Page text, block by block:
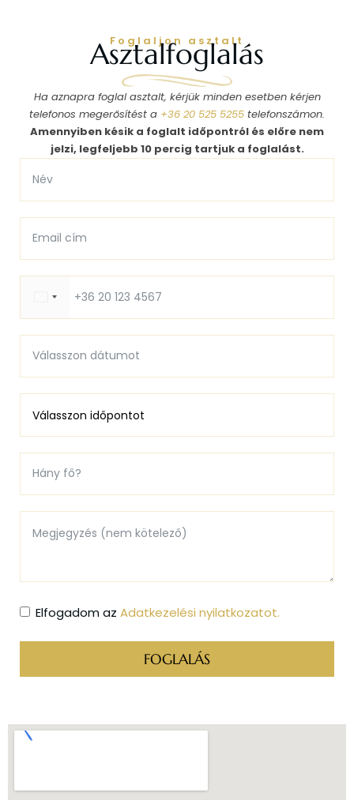
Foglaljon asztalt
Asztalfoglalás
Ha aznapra foglal asztalt, kérjük minden esetben kérjen
telefonos megerősítést a +36 20 525 5255 telefonszámon.
Amennyiben késik a foglalt időpontról és előre nem
jelzi, legfeljebb 10 percig tartjuk a foglalást.
n
g
a
r
y
6
Elfogadom az Adatkezelési nyilatkozatot.
FOGLALÁS